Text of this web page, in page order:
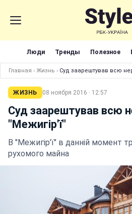
Люди Тренды Полезное
Главная › Жизнь › Суд заарештував всю
ЖИЗНЬ 08 ноября 2016 · 12:57
Суд заарештував всю
"Межигір'ї"
В "Межигір'ї" в данній момент
рухомого майна